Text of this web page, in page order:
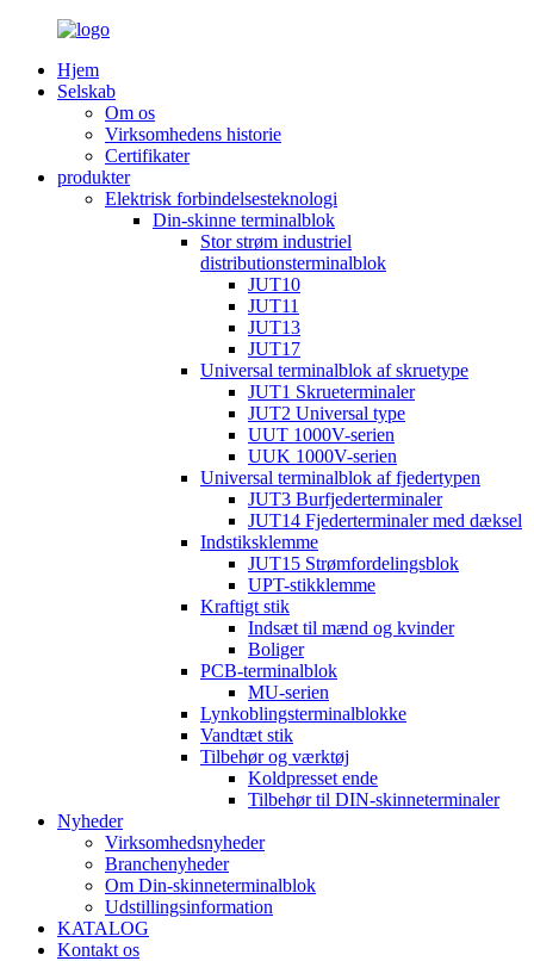
Hjem
Selskab
Om os
Virksomhedens historie
Certifikater
produkter
Elektrisk forbindelsesteknologi
Din-skinne terminalblok
Stor strøm industriel
distributionsterminalblok
JUT10
JUT11
JUT13
JUT17
Universal terminalblok af skruetype
JUT1 Skrueterminaler
JUT2 Universal type
UUT 1000V-serien
UUK 1000V-serien
Universal terminalblok af fjedertypen
JUT3 Burfjederterminaler
JUT14 Fjederterminaler med dæksel
Indstiksklemme
JUT15 Strømfordelingsblok
UPT-stikklemme
Kraftigt stik
Indsæt til mænd og kvinder
Boliger
PCB-terminalblok
MU-serien
Lynkoblingsterminalblokke
Vandtæt stik
Tilbehør og værktøj
Koldpresset ende
Tilbehør til DIN-skinneterminaler
Nyheder
Virksomhedsnyheder
Branchenyheder
Om Din-skinneterminalblok
Udstillingsinformation
KATALOG
Kontakt os